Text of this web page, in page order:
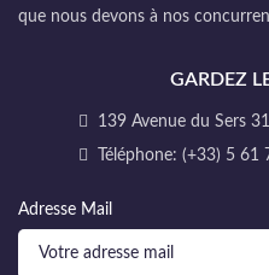
que nous devons à nos
GARDEZ
139 Avenue du Sers
Téléphone: (+33) 5 61
Adresse Mail